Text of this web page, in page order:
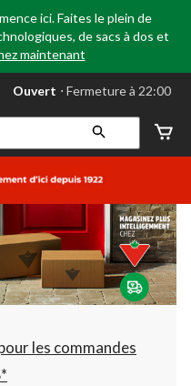
ici. Faites le plein de
de sacs à dos et
maintenant
votre
cliquer
Ouvert ⋅ Fermeture à 22:00
les commandes